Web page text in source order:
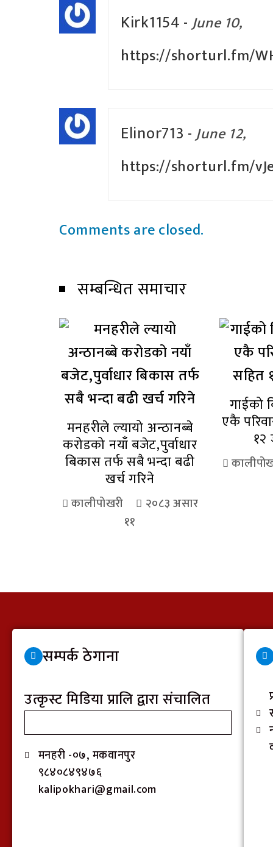
Kirk1154 -June 10,
https://shorturl.fm/
Elinor713 -June 12,
https://shorturl.fm/
Comments are closed.
सम्बन्धित समाचार
मनहरीले ल्यायो अन्ठानब्बे
करोडको नयाँ बजेट,पुर्वाधार
बिकास तर्फ सबै भन्दा बढी
खर्च गरिने
कालीपोखरी
२०८३ असार
११
गाईको
एकै
१२
सम्पर्क ठेगाना
उत्कृस्ट मिडिया प्रालि द्वारा संचालित
मनहरी -०७, मकवानपुर
९८४०८४९४७६
kalipokhari@gmail.com